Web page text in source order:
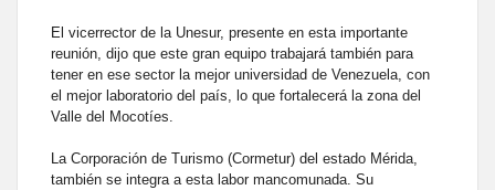
El vicerrector de la Unesur, presente en esta importante
reunión, dijo que este gran equipo trabajará también para
tener en ese sector la mejor universidad de Venezuela, con
el mejor laboratorio del país, lo que fortalecerá la zona del
Valle del Mocotíes.
La Corporación de Turismo (Cormetur) del estado Mérida,
también se integra a esta labor mancomunada. Su